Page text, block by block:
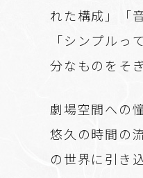
れた構成」「
「シンプル
分なものをそ
劇場空間への
悠久の時間の
の世界に引き